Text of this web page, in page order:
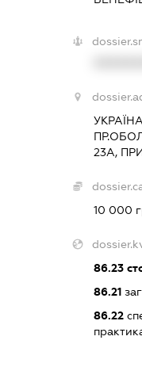
23А,
10 000
86.23
86.21
86.22